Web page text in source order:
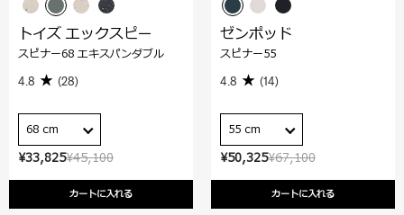
¥45,100
¥33,825
カートに入れる
トイズ エックスピー
スピナー68 エキスパンダブル
4.8 (28)
68 cm
¥67,100
¥50,325
カートに入れる
ゼンポッド
スピナー55
4.8 (14)
55 cm